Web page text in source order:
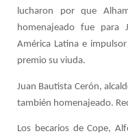
lucharon por que
homenajeado fue para
América Latina e
premio su viuda.
Juan Bautista Cerón,
también homenajeado.
Los becarios de Cope,